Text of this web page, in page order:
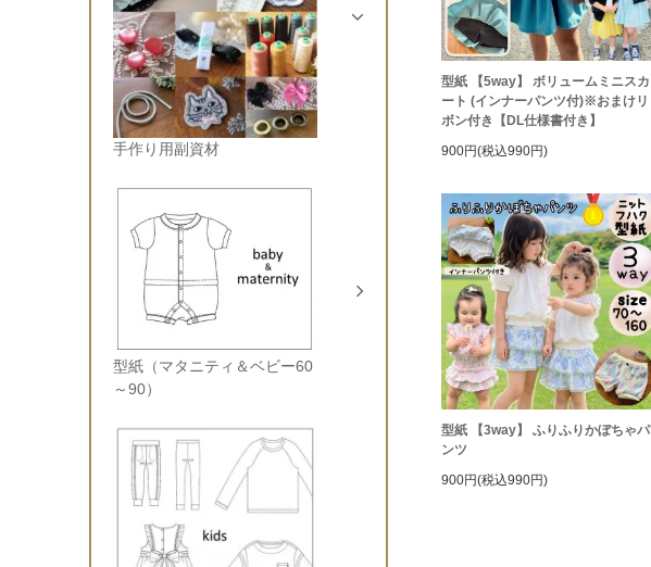
型紙 【5way】 ボリュームミニスカ
ート (インナーパンツ付)※おまけリ
ボン付き【DL仕様書付き】
900円(税込990円)
型紙 【3way】 ふりふりかぼちゃパ
ンツ
900円(税込990円)
手作り用副資材
型紙（マタニティ＆ベビー60
～90）